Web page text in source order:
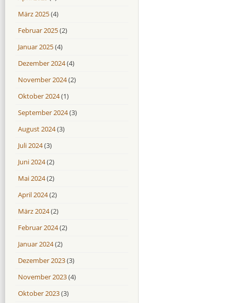
März 2025(4)
Februar 2025(2)
Januar 2025(4)
Dezember 2024(4)
November 2024(2)
Oktober 2024(1)
September 2024(3)
August 2024(3)
Juli 2024(3)
Juni 2024(2)
Mai 2024(2)
April 2024(2)
März 2024(2)
Februar 2024(2)
Januar 2024(2)
Dezember 2023(3)
November 2023(4)
Oktober 2023(3)